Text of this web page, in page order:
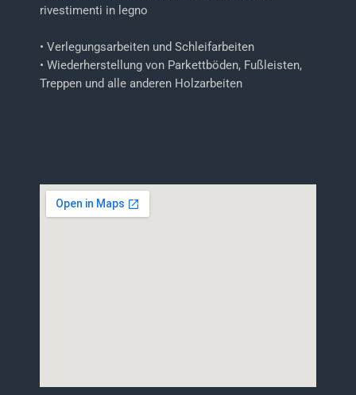
rivestimenti in legno
• Verlegungsarbeiten und Schleifarbeiten
• Wiederherstellung von Parkettböden, Fußleisten,
Treppen und alle anderen Holzarbeiten